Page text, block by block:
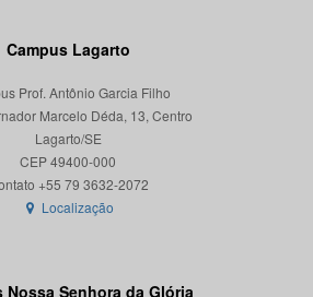
Campus Lagarto
Prof. Antônio Garcia Filho
Marcelo Déda, 13, Centro
Lagarto/SE
CEP 49400-000
Localização
Nossa Senhora da Glória